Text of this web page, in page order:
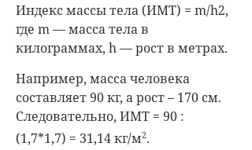
Индекс массы тела (ИМТ) = m/h2,
где m — масса тела в
килограммах, h — рост в метрах.
Например, масса человека
составляет 90 кг, а рост – 170 см.
Следовательно, ИМТ = 90 :
(1,7*1,7) = 31,14 кг/м2.